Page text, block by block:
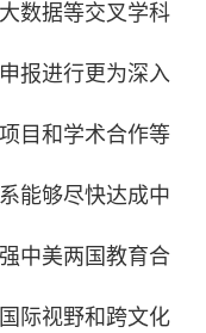
数据等交叉学科
报进行更为深入
目和学术合作等
能够尽快达成中
中美两国教育合
际视野和跨文化